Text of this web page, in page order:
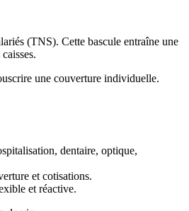
(TNS). Cette bascule entraîne une
une couverture individuelle.
dentaire, optique,
et cotisations.
et réactive.